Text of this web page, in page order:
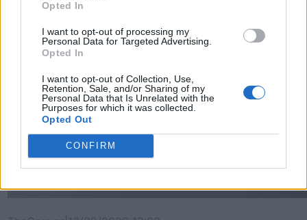
Opted In
I want to opt-out of processing my
Personal Data for Targeted Advertising.
Opted In
I want to opt-out of Collection, Use,
Retention, Sale, and/or Sharing of my
Personal Data that Is Unrelated with the
Purposes for which it was collected.
Opted Out
CONFIRM